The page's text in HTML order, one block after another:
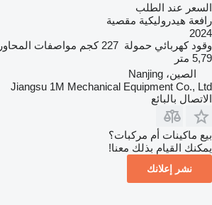
السعر عند الطلب
رافعة هيدروليكية مقصية
2024
وقود كهربائي حمولة 227 كجم مواصفات المحاور
5,79 متر
الصين، Nanjing
Jiangsu 1M Mechanical Equipment Co., Ltd
الاتصال بالبائع
بيع ماكينات أم مركبات؟
يمكنك القيام بذلك معنا!
نشر إعلانك